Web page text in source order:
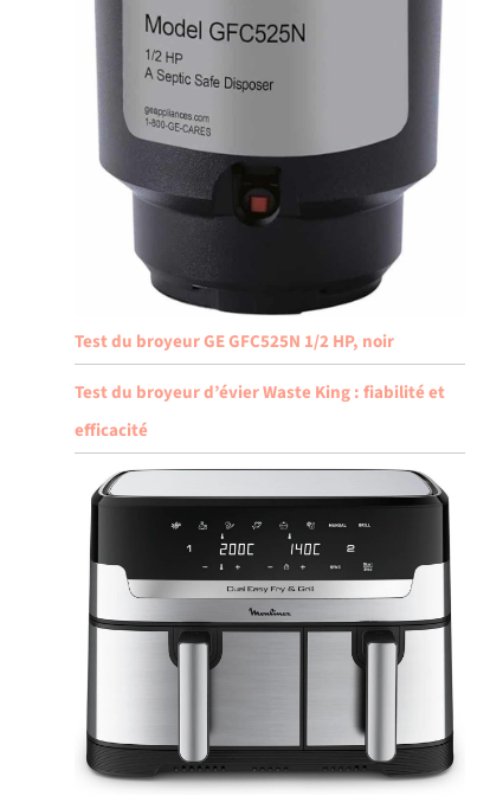
Test du broyeur GE GFC525N 1/2 HP, noir
Test du broyeur d’évier Waste King : fiabilité et
efficacité